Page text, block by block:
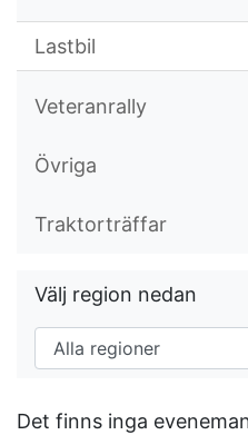
Lastbil
Veteranrally
Övriga
Traktorträffar
Välj region nedan
Det finns inga